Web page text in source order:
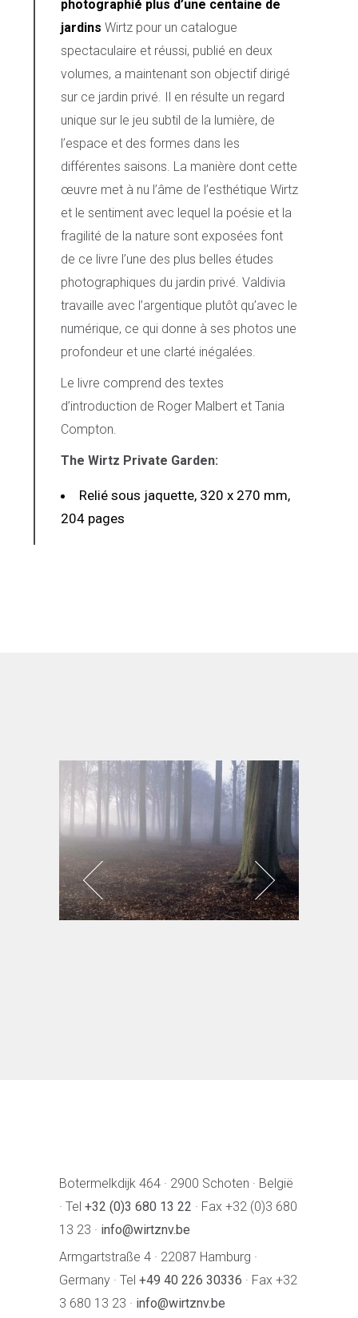
photographié plus d’une centaine de
jardins Wirtz pour un catalogue
spectaculaire et réussi, publié en deux
volumes, a maintenant son objectif dirigé
sur ce jardin privé. Il en résulte un regard
unique sur le jeu subtil de la lumière, de
l’espace et des formes dans les
différentes saisons. La manière dont cette
œuvre met à nu l’âme de l’esthétique Wirtz
et le sentiment avec lequel la poésie et la
fragilité de la nature sont exposées font
de ce livre l’une des plus belles études
photographiques du jardin privé. Valdivia
travaille avec l’argentique plutôt qu’avec le
numérique, ce qui donne à ses photos une
profondeur et une clarté inégalées.
Le livre comprend des textes
d’introduction de Roger Malbert et Tania
Compton.
The Wirtz Private Garden:
Relié sous jaquette, 320 x 270 mm,
204 pages
Botermelkdijk 464 · 2900 Schoten · België
· Tel +32 (0)3 680 13 22 · Fax +32 (0)3 680
13 23 · info@wirtznv.be
Armgartstraße 4 · 22087 Hamburg ·
Germany · Tel +49 40 226 30336 · Fax +32
3 680 13 23 · info@wirtznv.be